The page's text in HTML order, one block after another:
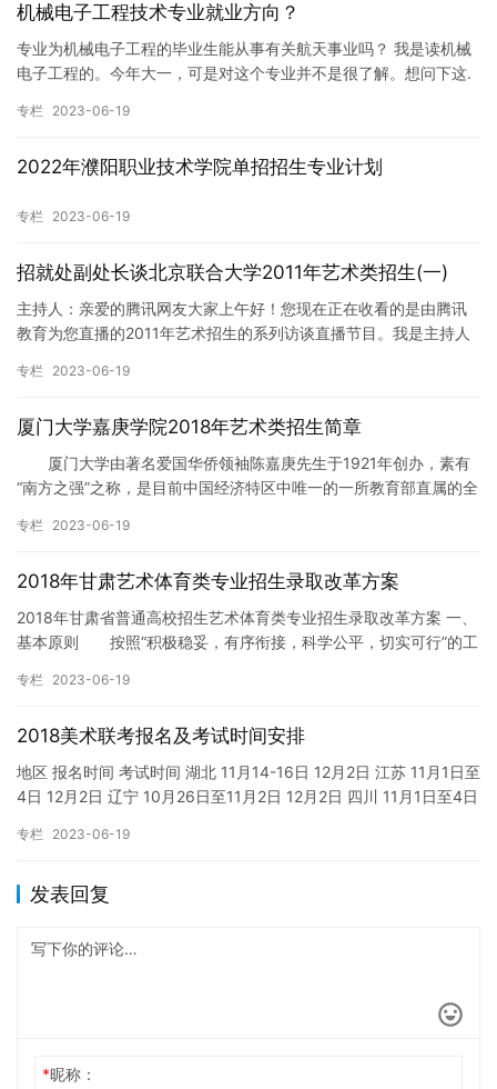
机械电子工程技术专业就业方向？
专业为机械电子工程的毕业生能从事有关航天事业吗？ 我是读机械
电子工程的。今年大一，可是对这个专业并不是很了解。想问下这.
专栏 2023-06-19
2022年濮阳职业技术学院单招招生专业计划
专栏 2023-06-19
招就处副处长谈北京联合大学2011年艺术类招生(一)
主持人：亲爱的腾讯网友大家上午好！您现在正在收看的是由腾讯
教育为您直播的2011年艺术招生的系列访谈直播节目。我是主持人
招…
专栏 2023-06-19
厦门大学嘉庚学院2018年艺术类招生简章
厦门大学由著名爱国华侨领袖陈嘉庚先生于1921年创办，素有
“南方之强”之称，是目前中国经济特区中唯一的一所教育部直属的全
专栏 2023-06-19
2018年甘肃艺术体育类专业招生录取改革方案
2018年甘肃省普通高校招生艺术体育类专业招生录取改革方案 一、
基本原则 按照“积极稳妥，有序衔接，科学公平，切实可行”的工
专栏 2023-06-19
2018美术联考报名及考试时间安排
地区 报名时间 考试时间 湖北 11月14-16日 12月2日 江苏 11月1日至
4日 12月2日 辽宁 10月26日至11月2日 12月2日 四川 11月1日至4日
专栏 2023-06-19
发表回复
*昵称：